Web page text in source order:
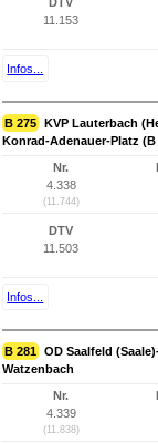
11.153
Infos...
B 275 KVP Lauterbach
Konrad-Adenauer-Platz (B
Nr.
4.338
(11.744)
DTV
11.503
Infos...
B 281 OD Saalfeld
Watzenbach
Nr.
4.339
(11.838)